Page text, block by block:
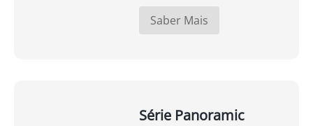
Saber Mais
Série Panoramic